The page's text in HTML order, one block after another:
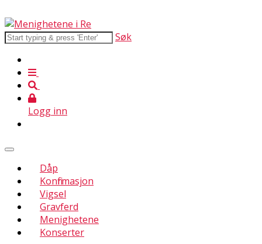
Søk
Logg inn
Dåp
Konfirmasjon
Vigsel
Gravferd
Menighetene
Konserter